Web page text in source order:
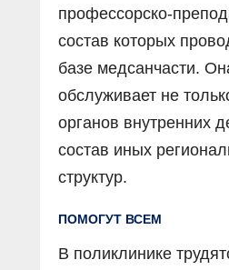
профессорско-
состав которых
базе медсанчасти.
обслуживает не
органов внутренних
состав иных
структур.
ПОМОГУТ ВСЕМ
В поликлинике